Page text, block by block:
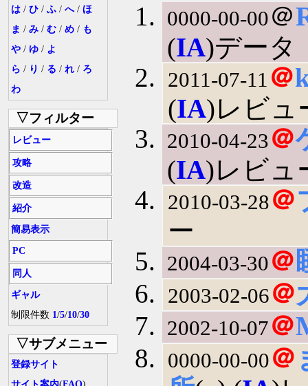
は / ひ / ふ / へ/ ほ
ま / み / む / め / も
や / ゆ / よ
ら / り / る / れ / ろ
わ
▽フィルター
レビュー
攻略
改造
紹介
簡易表示
PC
同人
ギャル
制限件数 1/5/10/30
▽サブメニュー
登録サイト
サイト案内(FAQ)
0000-00-00＠
(IA)データ
2011-07-11 ＠
(IA)レビュ
2010-04-23＠
(IA)レビュ
2010-03-28＠
ー
2004-03-30＠
2003-02-06＠
2002-10-07＠
0000-00-00＠